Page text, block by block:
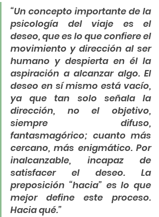
“Un concepto importante de la
psicología del viaje es el
deseo, que es lo que confiere el
movimiento y dirección al ser
humano y despierta en él la
aspiración a alcanzar algo. El
deseo en sí mismo está vacío,
ya que tan solo señala la
dirección, no el objetivo,
siempre difuso,
fantasmagórico; cuanto más
cercano, más enigmático. Por
inalcanzable, incapaz de
satisfacer el deseo. La
preposición “hacia” es lo que
mejor define este proceso.
Hacia qué.”